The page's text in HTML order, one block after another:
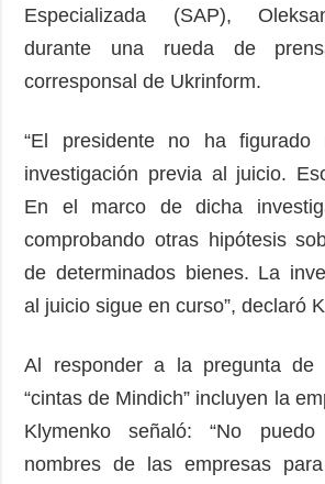
Podcasts
Publicaciones
Entrevistas
Video
Especializada (SAP),
durante una rueda de
corresponsal de Ukrinform.
“El presidente no ha
investigación previa al juicio.
En el marco de dicha
comprobando otras hipótesis
de determinados bienes. La
al juicio sigue en curso”, declaró
Al responder a la pregunta de
“cintas de Mindich” incluyen la
Klymenko señaló: “No
nombres de las empresas